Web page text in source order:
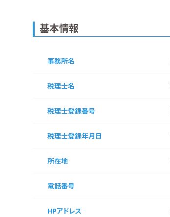
基本情報
事務所名
税理士名
税理士登録番号
税理士登録年月日
所在地
電話番号
HPアドレス